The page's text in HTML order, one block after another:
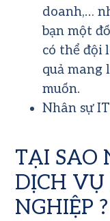
doanh,…
bạn một
có thể đội
quả mang
muốn.
Nhân sự
TẠI SAO
DỊCH
NGHIỆP ?